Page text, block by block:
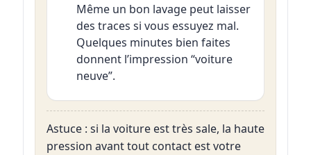
Même un bon lavage peut laisser
des traces si vous essuyez mal.
Quelques minutes bien faites
donnent l’impression “voiture
neuve”.
Astuce : si la voiture est très sale, la haute
pression avant tout contact est votre